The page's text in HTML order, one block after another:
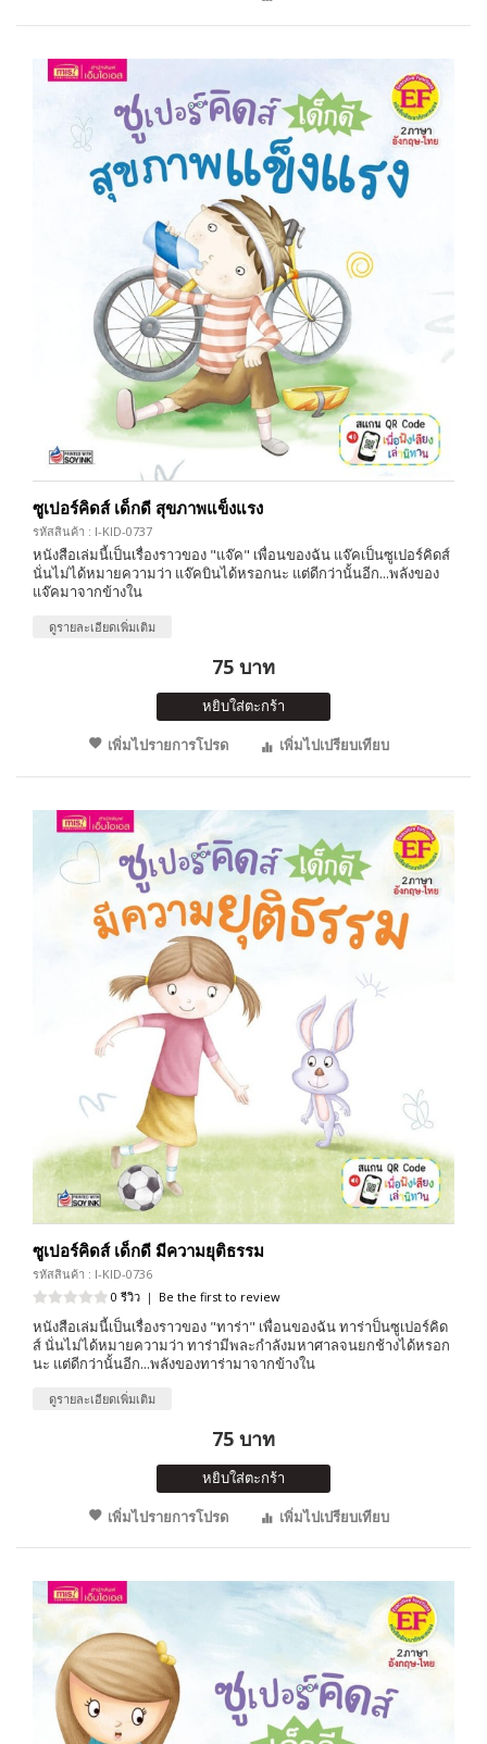
ซูเปอร์คิดส์ เด็กดี สุขภาพแข็งแรง
รหัสสินค้า : I-KID-0737
หนังสือเล่มนี้เป็นเรื่องราวของ "แจ๊ค" เพื่อนของฉัน แจ๊คเป็นซูเปอร์คิดส์
นั่นไม่ได้หมายความว่า แจ๊คบินได้หรอกนะ แต่ดีกว่านั้นอีก...พลังของ
แจ๊คมาจากข้างใน
ดูรายละเอียดเพิ่มเติม
75 บาท
หยิบใส่ตะกร้า
เพิ่มไปรายการโปรด
เพิ่มไปเปรียบเทียบ
ซูเปอร์คิดส์ เด็กดี มีความยุติธรรม
รหัสสินค้า : I-KID-0736
0 รีวิว | Be the first to review
หนังสือเล่มนี้เป็นเรื่องราวของ "ทาร่า" เพื่อนของฉัน ทาร่าป็นซูเปอร์คิด
ส์ นั่นไม่ได้หมายความว่า ทาร่ามีพละกำลังมหาศาลจนยกช้างได้หรอก
นะ แต่ดีกว่านั้นอีก...พลังของทาร่ามาจากข้างใน
ดูรายละเอียดเพิ่มเติม
75 บาท
หยิบใส่ตะกร้า
เพิ่มไปรายการโปรด
เพิ่มไปเปรียบเทียบ